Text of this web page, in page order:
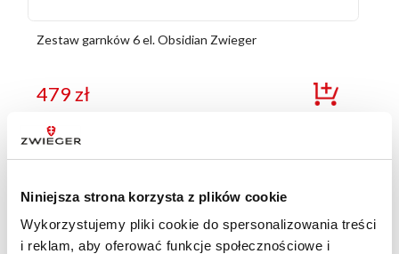
Niniejsza strona korzysta z plików cookie
Wykorzystujemy pliki cookie do spersonalizowania treści
i reklam, aby oferować funkcje społecznościowe i
Zestaw garnków 6 el. Obsidian Zwieger
479zł